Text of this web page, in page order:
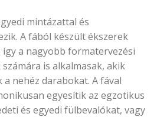
mintázattal és
A fából készült ékszerek
a nagyobb formatervezési
is alkalmasak, akik
nehéz darabokat. A fával
egyesítik az egzotikus
és egyedi fülbevalókat, vagy